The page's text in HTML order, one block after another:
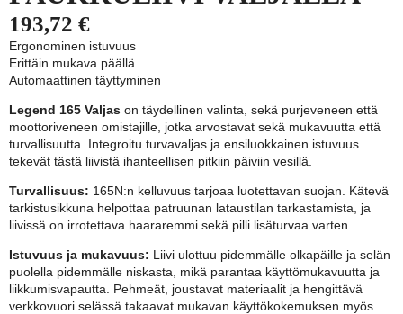
193,72 €
Ergonominen istuvuus
Erittäin mukava päällä
Automaattinen täyttyminen
Legend 165 Valjas on täydellinen valinta, sekä purjeveneen että
moottoriveneen omistajille, jotka arvostavat sekä mukavuutta että
turvallisuutta. Integroitu turvavaljas ja ensiluokkainen istuvuus
tekevät tästä liivistä ihanteellisen pitkiin päiviin vesillä.
Turvallisuus: 165N:n kelluvuus tarjoaa luotettavan suojan. Kätevä
tarkistusikkuna helpottaa patruunan lataustilan tarkastamista, ja
liivissä on irrotettava haararemmi sekä pilli lisäturvaa varten.
Istuvuus ja mukavuus: Liivi ulottuu pidemmälle olkapäille ja selän
puolella pidemmälle niskasta, mikä parantaa käyttömukavuutta ja
liikkumisvapautta. Pehmeät, joustavat materiaalit ja hengittävä
verkkovuori selässä takaavat mukavan käyttökokemuksen myös